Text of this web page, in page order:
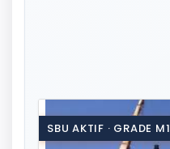
SBU AKTIF · GRADE M1